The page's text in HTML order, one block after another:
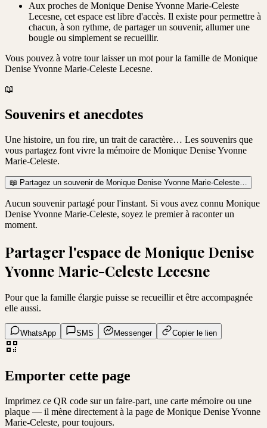
Aux proches de Monique Denise Yvonne Marie-Celeste
Lecesne, cet espace est libre d'accès. Il existe pour permettre à
chacun, à son rythme, de partager un souvenir, allumer une
bougie ou simplement se recueillir.
Vous pouvez à votre tour laisser un mot pour la famille de Monique
Denise Yvonne Marie-Celeste Lecesne.
📖
Souvenirs et anecdotes
Une histoire, un fou rire, un trait de caractère… Les souvenirs que
vous partagez font vivre la mémoire de Monique Denise Yvonne
Marie-Celeste.
📖 Partagez un souvenir de Monique Denise Yvonne Marie-Celeste…
Aucun souvenir partagé pour l'instant. Si vous avez connu Monique
Denise Yvonne Marie-Celeste, soyez le premier à raconter un
moment.
Partager l'espace de Monique Denise
Yvonne Marie-Celeste Lecesne
Pour que la famille élargie puisse se recueillir et être accompagnée
elle aussi.
WhatsApp SMS Messenger Copier le lien
Emporter cette page
Imprimez ce QR code sur un faire-part, une carte mémoire ou une
plaque — il mène directement à la page de Monique Denise Yvonne
Marie-Celeste, pour toujours.